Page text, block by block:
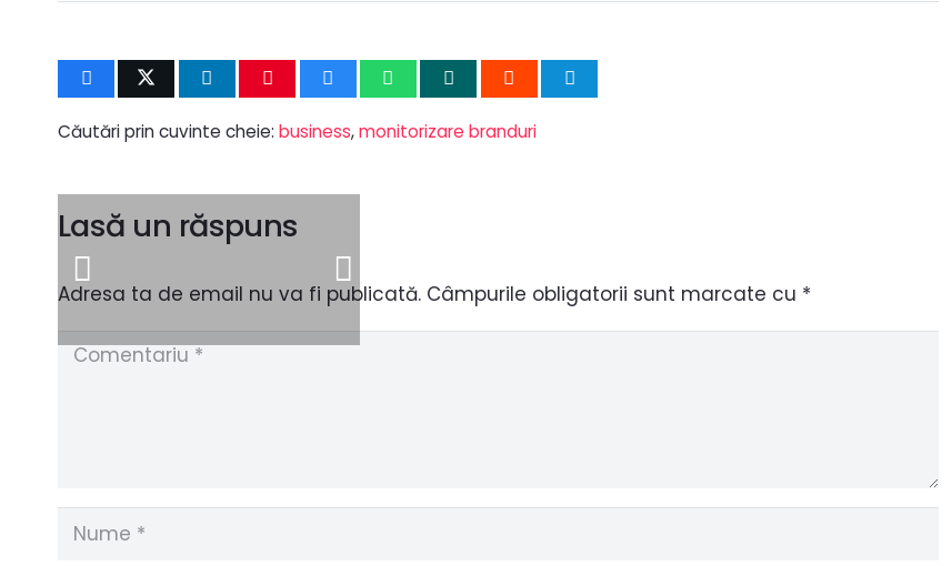
Căutări prin cuvinte cheie: business,monitorizare branduri
Lasă un răspuns
Adresa ta de email nu va fi publicată. Câmpurile obligatorii sunt marcate cu *